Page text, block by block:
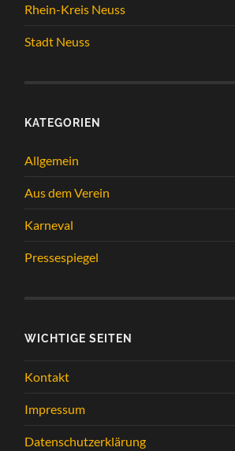
Rhein-Kreis Neuss
Stadt Neuss
KATEGORIEN
Allgemein
Aus dem Verein
Karneval
Pressespiegel
WICHTIGE SEITEN
Kontakt
Impressum
Datenschutzerklärung